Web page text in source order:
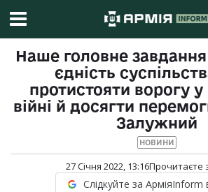
Наше головне
єдність
протистояти ворогу у
війні й досягти
Залужний
НОВИНИ
27 Січня 2022, 13:16Прочитаєте
Слідкуйте за АрміяInform